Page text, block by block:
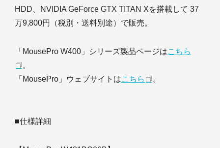
HDD、NVIDIA GeForce GTX TITAN Xを搭載して 37
万9,800円（税別・送料別途）で販売。
「MousePro W400」シリーズ製品ページはこちら
。
「MousePro」ウェブサイトはこちら 。
■仕様詳細